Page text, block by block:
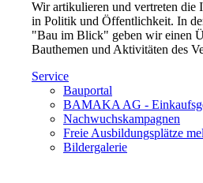
Wir artikulieren und vertreten die
in Politik und Öffentlichkeit. In
"Bau im Blick" geben wir einen
Bauthemen und Aktivitäten des
Service
Bauportal
BAMAKA AG -
Nachwuchskampagnen
Freie Ausbildungsplätze
Bildergalerie